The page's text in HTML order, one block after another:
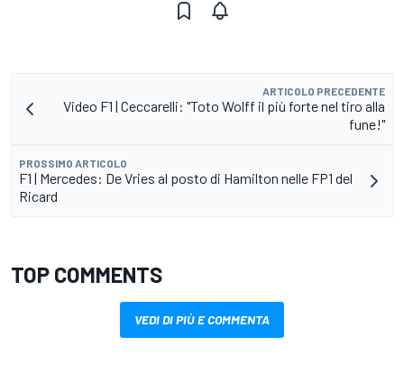
ARTICOLO PRECEDENTE
Video F1 | Ceccarelli: "Toto Wolff il più forte nel tiro alla
fune!"
PROSSIMO ARTICOLO
F1 | Mercedes: De Vries al posto di Hamilton nelle FP1 del
Ricard
TOP COMMENTS
VEDI DI PIÙ E COMMENTA